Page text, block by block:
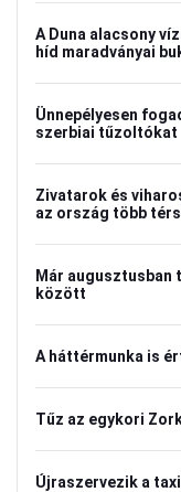
A Duna alacsony
híd maradványai
Ünnepélyesen
szerbiai tűzoltókat
Zivatarok és
az ország több
Már augusztusban
között
A háttérmunka is
Tűz az egykori
Újraszervezik a